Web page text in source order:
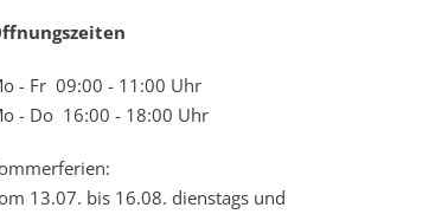
- Fr 09:00 - 11:00 Uhr
- Do 16:00 - 18:00 Uhr
13.07. bis 16.08. dienstags und